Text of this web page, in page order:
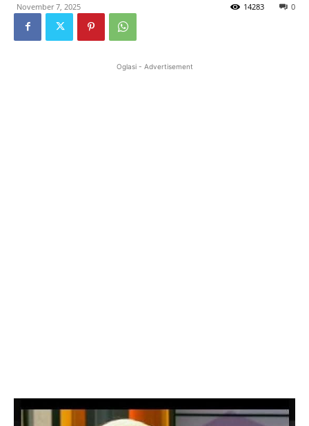
November 7, 2025 0
14283
Oglasi - Advertisement